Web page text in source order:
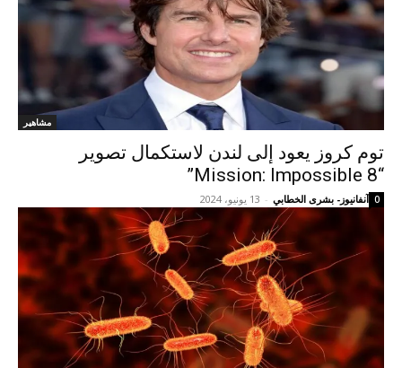
مشاهير
توم كروز يعود إلى لندن لاستكمال تصوير
“Mission: Impossible 8”
آنفانيوز- بشرى الخطابي - 13 يونيو، 2024 0